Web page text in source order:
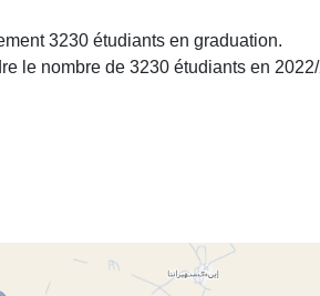
3230 étudiants en graduation.
le nombre de 3230 étudiants en